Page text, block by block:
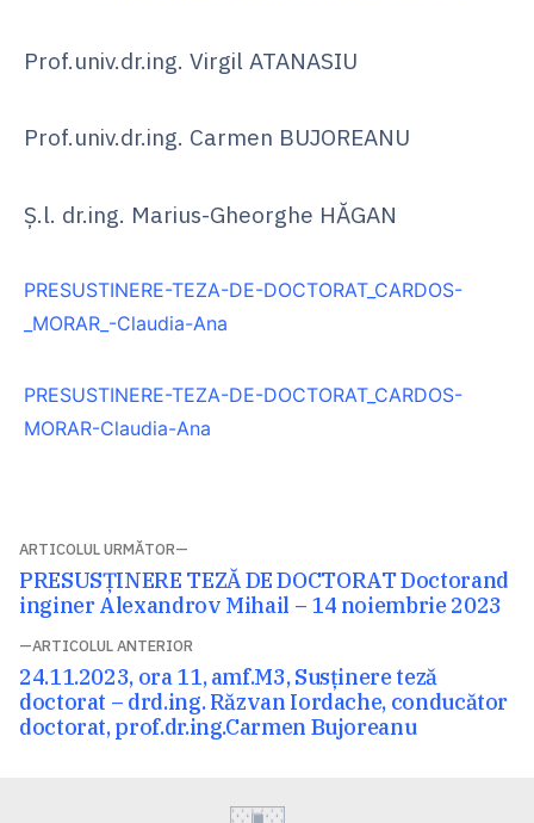
Prof.univ.dr.ing. Virgil ATANASIU
Prof.univ.dr.ing. Carmen BUJOREANU
Ș.l. dr.ing. Marius-Gheorghe HĂGAN
PRESUSTINERE-TEZA-DE-DOCTORAT_CARDOS-
_MORAR_-Claudia-Ana
PRESUSTINERE-TEZA-DE-DOCTORAT_CARDOS-
MORAR-Claudia-Ana
Navigare
în
articole
ARTICOLUL ANTERIOR
Articolul
anterior:
24.11.2023, ora 11, amf.M3, Susținere teză
doctorat – drd.ing. Răzvan Iordache, conducător
doctorat, prof.dr.ing.Carmen Bujoreanu
ARTICOLUL URMĂTOR
Articolul
următor:
PRESUSȚINERE TEZĂ DE DOCTORAT Doctorand
inginer Alexandrov Mihail – 14 noiembrie 2023